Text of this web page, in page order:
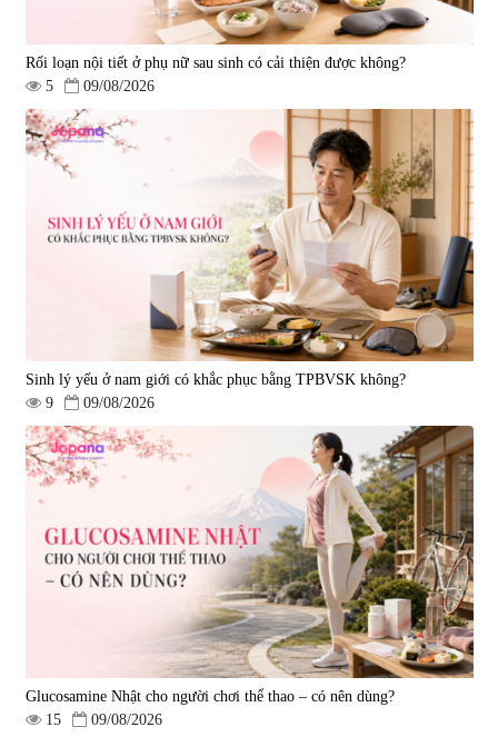
Tẩy tế bào chết Nichiei Bussan
Nano NMN+ Peeling Gel
1.490.000 đ
Viên uống hỗ trợ bền thành
mạch, ngừa tai biến Elastin Plus
& Nattokinase Hokoen 80 viên
|0
980.000 đ
Viên uống bổ gan Ribeto Shoji
Hepaclean 60 viên
690.000 đ
Viên uống hỗ trợ cải thiện thoát
vị đĩa đệm Kyoto Has 30 viên
|14.560
1.600.000 đ
Rối loạn nội tiết ở phụ nữ sau sinh có cải thiện được không?
5
09/08/2026
Sinh lý yếu ở nam giới có khắc phục bằng TPBVSK không?
9
09/08/2026
Glucosamine Nhật cho người chơi thể thao – có nên dùng?
15
09/08/2026